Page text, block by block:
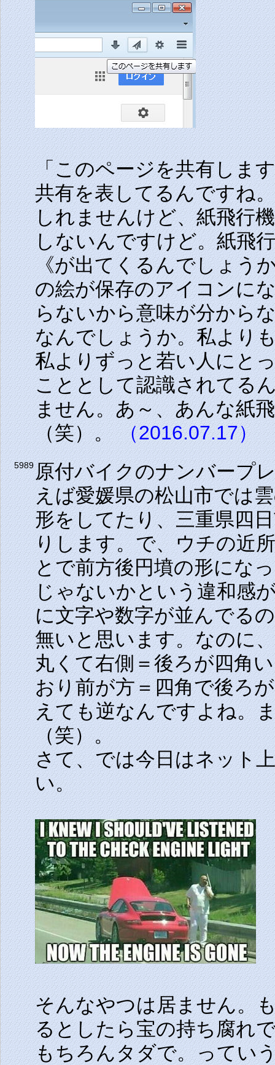
「このページを共有しま
共有を表してるんですね
しれませんけど、紙飛行
しないんですけど。紙飛
《が出てくるんでしょう
の絵が保存のアイコンに
らないから意味が分から
なんでしょうか。私より
私よりずっと若い人にと
こととして認識されてる
ません。あ～、あんな紙
（笑）。（2016.07.17）
5989原付バイクのナンバープ
えば愛媛県の松山市では
形をしてたり、三重県四
りします。で、ウチの近
とで前方後円墳の形にな
じゃないかという違和感
に文字や数字が並んでる
無いと思います。なのに
丸くて右側＝後ろが四角
おり前が方＝四角で後ろ
えても逆なんですよね。
（笑）。
さて、では今日はネット
い。
そんなやつは居ません。
るとしたら宝の持ち腐れ
もちろんタダで。ってい